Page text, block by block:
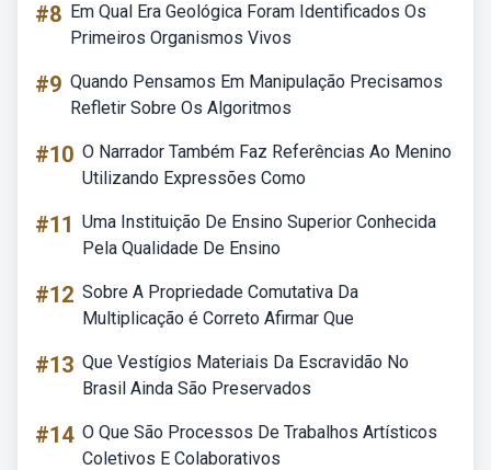
#8 Em Qual Era Geológica Foram Identificados Os
Primeiros Organismos Vivos
#9 Quando Pensamos Em Manipulação Precisamos
Refletir Sobre Os Algoritmos
#10 O Narrador Também Faz Referências Ao Menino
Utilizando Expressões Como
#11 Uma Instituição De Ensino Superior Conhecida
Pela Qualidade De Ensino
#12 Sobre A Propriedade Comutativa Da
Multiplicação é Correto Afirmar Que
#13 Que Vestígios Materiais Da Escravidão No
Brasil Ainda São Preservados
#14 O Que São Processos De Trabalhos Artísticos
Coletivos E Colaborativos